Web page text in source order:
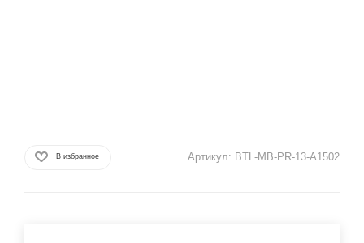
В избранное Артикул: BTL-MB-PR-13-A1502